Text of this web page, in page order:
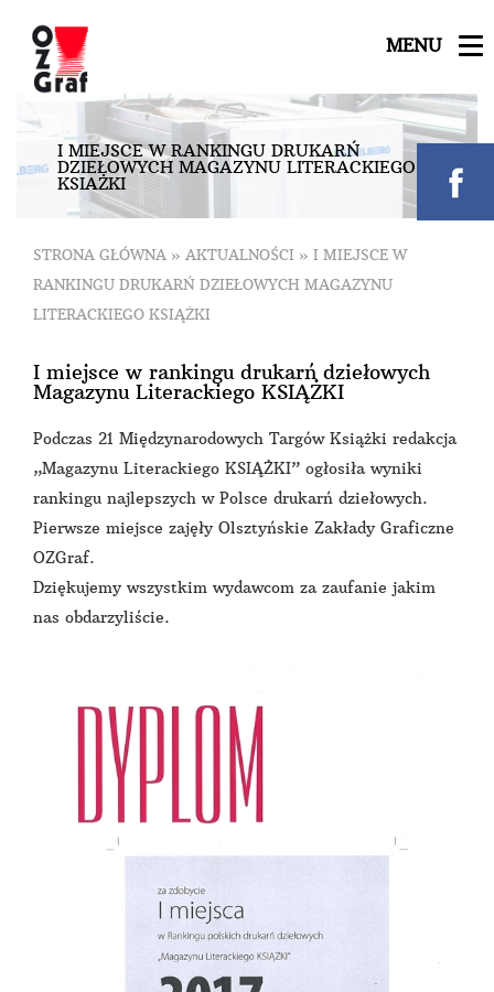
MENU
I MIEJSCE W RANKINGU DRUKARŃ
DZIEŁOWYCH MAGAZYNU LITERACKIEGO
KSIĄŻKI
STRONA GŁÓWNA » AKTUALNOŚCI » I MIEJSCE W
RANKINGU DRUKARŃ DZIEŁOWYCH MAGAZYNU
LITERACKIEGO KSIĄŻKI
I miejsce w rankingu drukarń dziełowych
Magazynu Literackiego KSIĄŻKI
Podczas 21 Międzynarodowych Targów Książki redakcja
„Magazynu Literackiego KSIĄŻKI” ogłosiła wyniki
rankingu najlepszych w Polsce drukarń dziełowych.
Pierwsze miejsce zajęły Olsztyńskie Zakłady Graficzne
OZGraf.
Dziękujemy wszystkim wydawcom za zaufanie jakim
nas obdarzyliście.